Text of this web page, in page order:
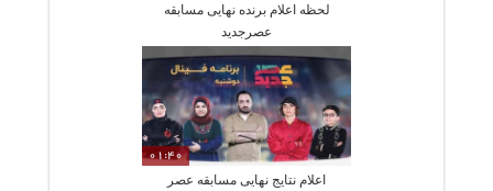
لحظه اعلام برنده نهایی مسابقه
عصرجدید
01:40
اعلام نتایج نهایی مسابقه عصر